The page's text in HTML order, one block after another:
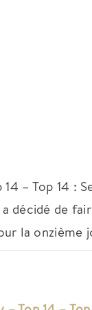
14 – Top 14
décidé de
la onzième